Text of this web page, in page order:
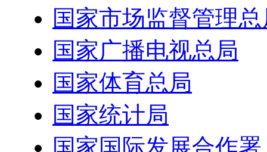
国家市场监督管理
国家广播电视总局
国家体育总局
国家统计局